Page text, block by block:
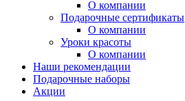
О компании
Подарочные сертификаты
О компании
Уроки красоты
О компании
Наши рекомендации
Подарочные наборы
Акции